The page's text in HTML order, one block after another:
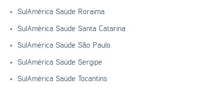
SulAmérica Saúde Roraima
SulAmérica Saúde Santa Catarina
SulAmérica Saúde São Paulo
SulAmérica Saúde Sergipe
SulAmérica Saúde Tocantins